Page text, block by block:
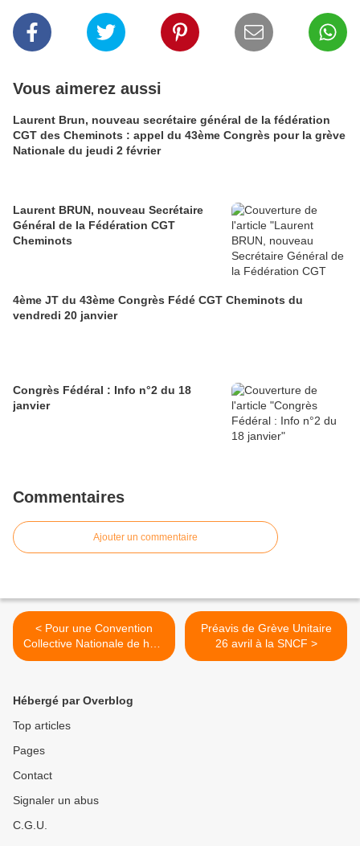
Vous aimerez aussi
Laurent Brun, nouveau secrétaire général de la fédération
CGT des Cheminots : appel du 43ème Congrès pour la grève
Nationale du jeudi 2 février
Laurent BRUN, nouveau Secrétaire
Général de la Fédération CGT
Cheminots
4ème JT du 43ème Congrès Fédé CGT Cheminots du
vendredi 20 janvier
Congrès Fédéral : Info n°2 du 18
janvier
Commentaires
Ajouter un commentaire
< Pour une Convention
Collective Nationale de haut
niveau, tous en grève mardi
Préavis de Grève Unitaire
26 avril à la SNCF >
Hébergé par Overblog
Top articles
Pages
Contact
Signaler un abus
C.G.U.